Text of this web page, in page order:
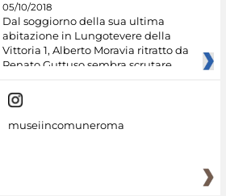
05/10/2018
Dal soggiorno della sua ultima
abitazione in Lungotevere della
Vittoria 1, Alberto Moravia ritratto da
Renato Guttuso sembra scrutare
museiincomuneroma